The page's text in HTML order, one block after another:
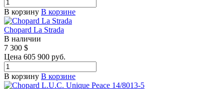
В корзину В корзине
Chopard La Strada
В наличии
7 300 $
Цена 605 900 руб.
В корзину В корзине